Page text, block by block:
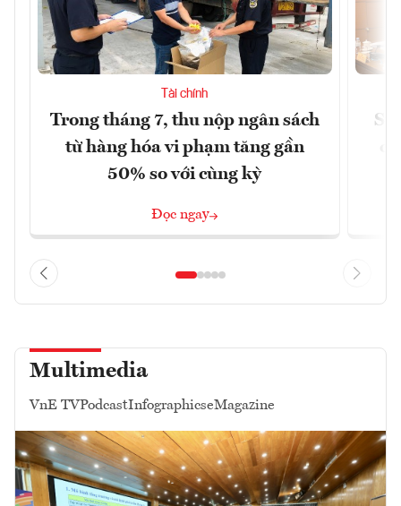
Tài chính
Trong tháng 7, thu nộp ngân sách
từ hàng hóa vi phạm tăng gần
50% so với cùng kỳ
Đọc ngay
Multimedia
VnE TVPodcastInfographicseMagazine